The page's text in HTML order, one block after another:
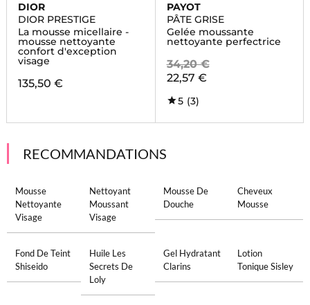
DIOR
DIOR PRESTIGE
La mousse micellaire -
mousse nettoyante
confort d'exception
visage
135,50 €
PAYOT
PÂTE GRISE
Gelée moussante
nettoyante perfectrice
34,20 €
22,57 €
5 (3)
RECOMMANDATIONS
Mousse
Nettoyante
Visage
Nettoyant
Moussant
Visage
Mousse De
Douche
Cheveux
Mousse
Fond De Teint
Shiseido
Huile Les
Secrets De
Loly
Gel Hydratant
Clarins
Lotion
Tonique Sisley